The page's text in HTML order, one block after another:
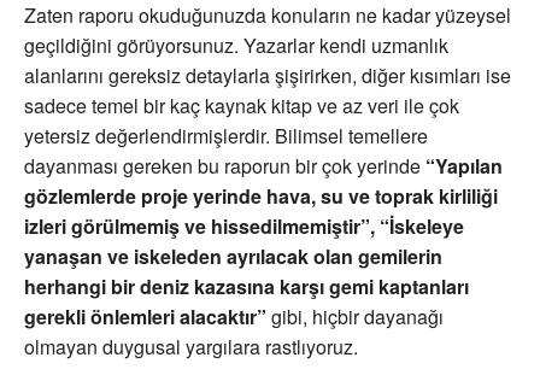
Zaten raporu okuduğunuzda konuların ne kadar yüzeysel
geçildiğini görüyorsunuz. Yazarlar kendi uzmanlık
alanlarını gereksiz detaylarla şişirirken, diğer kısımları ise
sadece temel bir kaç kaynak kitap ve az veri ile çok
yetersiz değerlendirmişlerdir. Bilimsel temellere
dayanması gereken bu raporun bir çok yerinde “Yapılan
gözlemlerde proje yerinde hava, su ve toprak kirliliği
izleri görülmemiş ve hissedilmemiştir”, “İskeleye
yanaşan ve iskeleden ayrılacak olan gemilerin
herhangi bir deniz kazasına karşı gemi kaptanları
gerekli önlemleri alacaktır” gibi, hiçbir dayanağı
olmayan duygusal yargılara rastlıyoruz.